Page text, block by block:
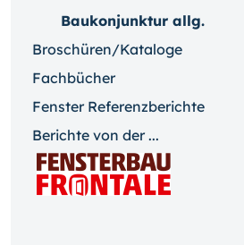
Baukonjunktur allg.
Broschüren/Kataloge
Fachbücher
Fenster Referenzberichte
Berichte von der ...